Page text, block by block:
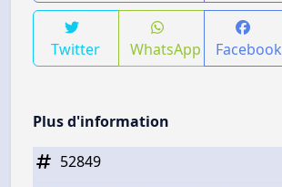
Twitter WhatsApp Facebook
Plus d'information
52849